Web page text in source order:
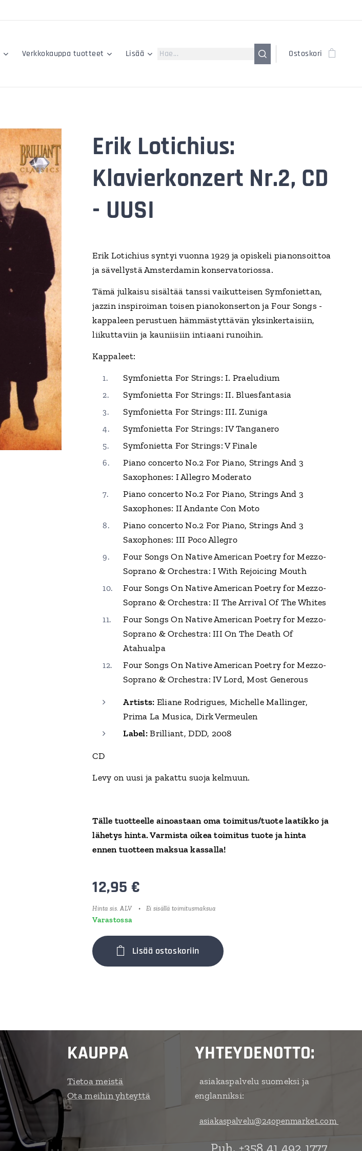
Verkkokauppa tuotteet Lisää Ostoskori
Erik Lotichius:
Klavierkonzert Nr.2, CD
- UUSI
Erik Lotichius syntyi vuonna 1929 ja opiskeli pianonsoittoa
ja sävellystä Amsterdamin konservatoriossa.
Tämä julkaisu sisältää tanssi vaikutteisen Symfoniettan,
jazzin inspiroiman toisen pianokonserton ja Four Songs -
kappaleen perustuen hämmästyttävän yksinkertaisiin,
liikuttaviin ja kauniisiin intiaani runoihin.
Kappaleet:
Symfonietta For Strings: I. Praeludium
Symfonietta For Strings: II. Bluesfantasia
Symfonietta For Strings: III. Zuniga
Symfonietta For Strings: IV Tanganero
Symfonietta For Strings: V Finale
Piano concerto No.2 For Piano, Strings And 3
Saxophones: I Allegro Moderato
Piano concerto No.2 For Piano, Strings And 3
Saxophones: II Andante Con Moto
Piano concerto No.2 For Piano, Strings And 3
Saxophones: III Poco Allegro
Four Songs On Native American Poetry for Mezzo-
Soprano & Orchestra: I With Rejoicing Mouth
Four Songs On Native American Poetry for Mezzo-
Soprano & Orchestra: II The Arrival Of The Whites
Four Songs On Native American Poetry for Mezzo-
Soprano & Orchestra: III On The Death Of
Atahualpa
Four Songs On Native American Poetry for Mezzo-
Soprano & Orchestra: IV Lord, Most Generous
Artists: Eliane Rodrigues, Michelle Mallinger,
Prima La Musica, Dirk Vermeulen
Label:Brilliant, DDD, 2008
CD
Levy on uusi ja pakattu suoja kelmuun.
Tälle tuotteelle ainoastaan oma toimitus/tuote laatikko ja
lähetys hinta. Varmista oikea toimitus tuote ja hinta
ennen tuotteen maksua kassalla!
12,95 €
Hinta sis. ALV Ei sisällä toimitusmaksua
Varastossa
Lisää ostoskoriin
KAUPPA
Tietoa meistä
Ota meihin yhteyttä
YHTEYDENOTTO:
asiakaspalvelu suomeksi ja
englanniksi:
asiakaspalvelu@24openmarket.com
Puh. +358 41 492 1777